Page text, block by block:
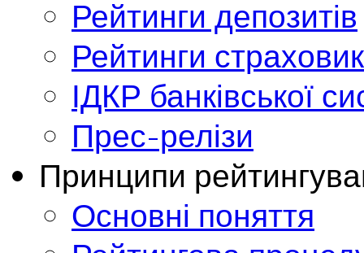
Рейтинги депозитів
Рейтинги
ІДКР банківської
Прес-релізи
Принципи
Основні поняття